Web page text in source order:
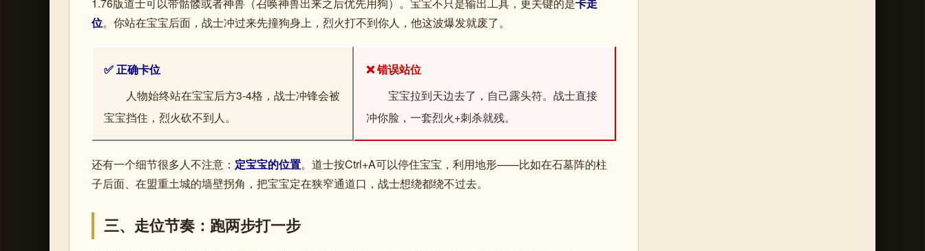
位。你站在宝宝后面，战士冲过来先撞狗身上，烈火打不到你人，他这波爆发就废了。
✅ 正确卡位
人物始终站在宝宝后方3-4格，战士冲锋会被
宝宝挡住，烈火砍不到人。
❌ 错误站位
宝宝拉到天边去了，自己露头符。战士直接
冲你脸，一套烈火+刺杀就残。
还有一个细节很多人不注意： 定宝宝的位置。道士按Ctrl+A可以停住宝宝，利用地形——比如在石墓阵的柱
子后面、在盟重土城的墙壁拐角，把宝宝定在狭窄通道口，战士想绕都绕不过去。
三、走位节奏：跑两步打一步